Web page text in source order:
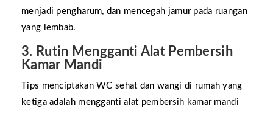
menjadi pengharum, dan mencegah jamur pada ruangan
yang lembab.
3. Rutin Mengganti Alat Pembersih
Kamar Mandi
Tips menciptakan WC sehat dan wangi di rumah yang
ketiga adalah mengganti alat pembersih kamar mandi